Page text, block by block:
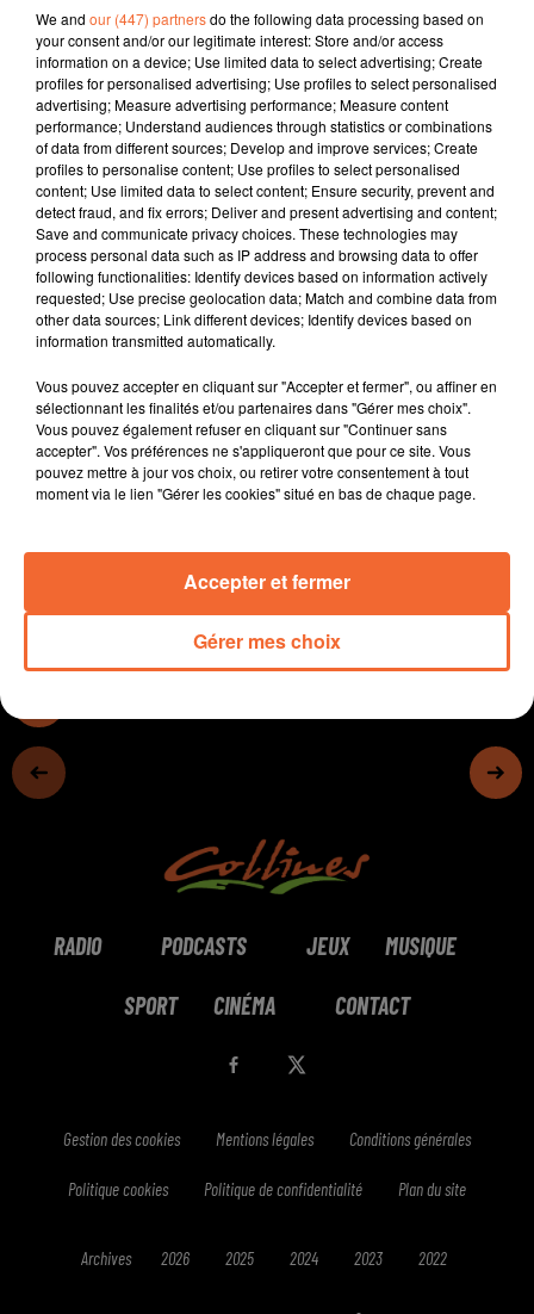
25 mars 2022 - 15 min 33 sec
JOURNAL DU VENDREDI 25 MARS (SOIR)
Fabien Gazeau
L'info près de chez vous
Présenté par Fabien Gazeau
- Le Sidaction 2022 a débuté aujourd'hui afin de
collecter des fonds contre le VIH
- Les Sables du Sahara ont fait quelques heureux
parmi les propriétaires de stations de lavage
- Deux salons du vins simultanément à Thouars et
Niort.
- L'Agglo du Bocage Bressuirais lance en lien avec la
Cité de la Jeunesse et des Métiers un concours vidéo.
- Nueil-les-Aubiers accueille les championnats de
France de para-badminton (photo) tout le week-end
- En basket, Cholet accueille Limoges ce soir à la
RADIO PODCASTS JEUX MUSIQUE
SPORT CINÉMA CONTACT
Gestion des cookies Mentions légales Conditions générales
Politique cookies Politique de confidentialité Plan du site
Archives 2026 2025 2024 2023 2022
We and our (447) partnersdo the following data processing based on
your consent and/or our legitimate interest: Store and/or access
information on a device; Use limited data to select advertising; Create
profiles for personalised advertising; Use profiles to select personalised
advertising; Measure advertising performance; Measure content
performance; Understand audiences through statistics or combinations
of data from different sources; Develop and improve services; Create
profiles to personalise content; Use profiles to select personalised
content; Use limited data to select content; Ensure security, prevent and
detect fraud, and fix errors; Deliver and present advertising and content;
Save and communicate privacy choices. These technologies may
process personal data such as IP address and browsing data to offer
following functionalities: Identify devices based on information actively
requested; Use precise geolocation data; Match and combine data from
other data sources; Link different devices; Identify devices based on
information transmitted automatically.
Vous pouvez accepter en cliquant sur "Accepter et fermer", ou affiner en
sélectionnant les finalités et/ou partenaires dans "Gérer mes choix".
Vous pouvez également refuser en cliquant sur "Continuer sans
accepter". Vos préférences ne s'appliqueront que pour ce site. Vous
pouvez mettre à jour vos choix, ou retirer votre consentement à tout
moment via le lien "Gérer les cookies" situé en bas de chaque page.
Gérer mes choix
Accepter et fermer